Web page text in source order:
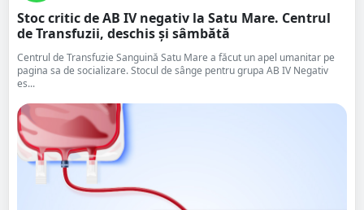
Stoc critic de AB IV negativ la Satu Mare. Centrul
de Transfuzii, deschis și sâmbătă
Centrul de Transfuzie Sanguină Satu Mare a făcut un apel umanitar pe
pagina sa de socializare. Stocul de sânge pentru grupa AB IV Negativ
es...